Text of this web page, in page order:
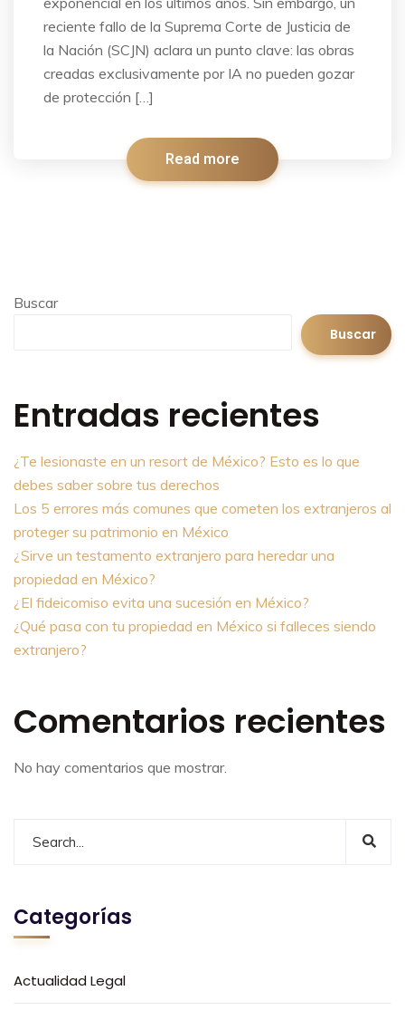
reciente fallo de la Suprema Corte de Justicia de
la Nación (SCJN) aclara un punto clave: las obras
creadas exclusivamente por IA no pueden gozar
de protección […]
Read more
Buscar
Buscar
Entradas recientes
¿Te lesionaste en un resort de México? Esto es lo que
debes saber sobre tus derechos
Los 5 errores más comunes que cometen los extranjeros al
proteger su patrimonio en México
¿Sirve un testamento extranjero para heredar una
propiedad en México?
¿El fideicomiso evita una sucesión en México?
¿Qué pasa con tu propiedad en México si falleces siendo
extranjero?
Comentarios recientes
No hay comentarios que mostrar.
Categorías
Actualidad Legal